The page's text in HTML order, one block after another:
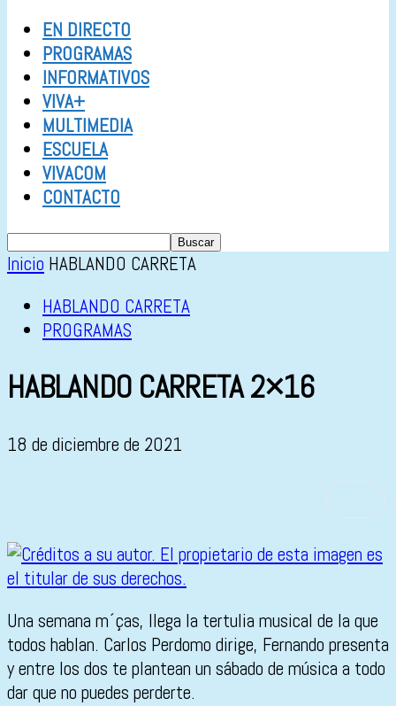
EN DIRECTO
PROGRAMAS
INFORMATIVOS
VIVA+
MULTIMEDIA
ESCUELA
VIVACOM
CONTACTO
Inicio HABLANDO CARRETA
HABLANDO CARRETA
PROGRAMAS
HABLANDO CARRETA 2×16
18 de diciembre de 2021
Una semana m´ças, llega la tertulia musical de la que
todos hablan. Carlos Perdomo dirige, Fernando presenta
y entre los dos te plantean un sábado de música a todo
dar que no puedes perderte.